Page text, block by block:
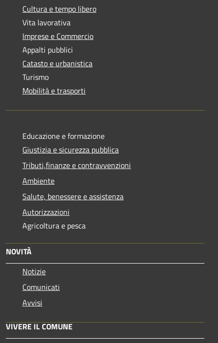
Cultura e tempo libero
Vita lavorativa
Imprese e Commercio
Appalti pubblici
Catasto e urbanistica
Turismo
Mobilità e trasporti
Educazione e formazione
Giustizia e sicurezza pubblica
Tributi,finanze e contravvenzioni
Ambiente
Salute, benessere e assistenza
Autorizzazioni
Agricoltura e pesca
NOVITÀ
Notizie
Comunicati
Avvisi
VIVERE IL COMUNE